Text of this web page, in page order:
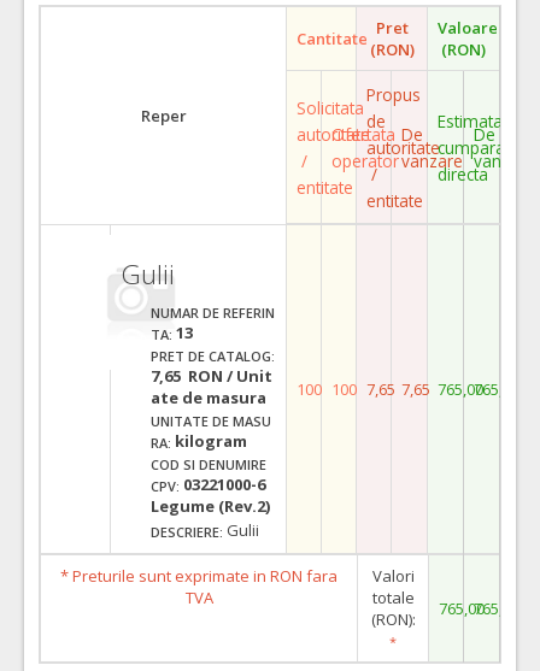
Reper
Cantitate Pret
(RON)
Valoare
(RON)
Solicitata
autoritate
/
entitate
Ofertata
operator
Propus
de
autoritate
/
entitate
De
vanzare
Estimata
cumparare
directa
De
vanzare
Gulii
NUMAR DE REFERIN
TA: 13
PRET DE CATALOG:
7,65 RON / Unit
ate de masura
UNITATE DE MASU
RA: kilogram
COD SI DENUMIRE
CPV: 03221000-6
Legume (Rev.2)
DESCRIERE: Gulii
100 100 7,65 7,65 765,00765,00
* Preturile sunt exprimate in RON fara
TVA
Valori
totale
(RON):
*
765,00765,00